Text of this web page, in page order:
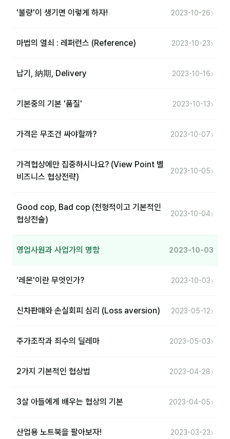
'불량'이 생기면 이렇게 하자! 2023-10-26›
마법의 열쇠 : 레퍼런스 (Reference) 2023-10-23›
납기, 納期, Delivery 2023-10-16›
기본중의 기본 '품질' 2023-10-13›
가격은 무조건 싸야할까? 2023-10-07›
가격협상에만 집중하시나요? (View Point 별
비즈니스 협상전략)
2023-10-05›
Good cop, Bad cop (전형적이고 기본적인
협상전술)
2023-10-04›
영업사원과 사업가의 명함 2023-10-03
'레몬'이란 무엇인가? 2023-10-03›
신차판매와 손실회피 심리 (Loss aversion) 2023-05-12›
주가조작과 죄수의 딜레마 2023-05-03›
2가지 기본적인 협상법 2023-04-28›
3살 아들에게 배우는 협상의 기본 2023-04-05›
산업용 노트북을 팔아보자! 2023-03-23›